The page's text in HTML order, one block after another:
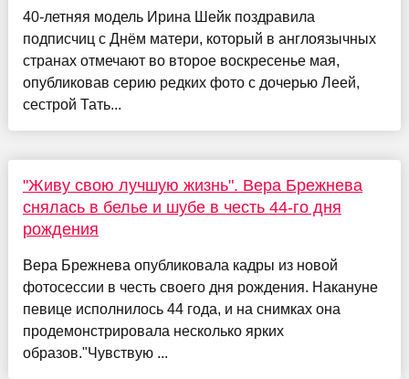
40-летняя модель Ирина Шейк поздравила
подписчиц с Днём матери, который в англоязычных
странах отмечают во второе воскресенье мая,
опубликовав серию редких фото с дочерью Леей,
сестрой Тать...
"Живу свою лучшую жизнь". Вера Брежнева
снялась в белье и шубе в честь 44-го дня
рождения
Вера Брежнева опубликовала кадры из новой
фотосессии в честь своего дня рождения. Накануне
певице исполнилось 44 года, и на снимках она
продемонстрировала несколько ярких
образов."Чувствую ...